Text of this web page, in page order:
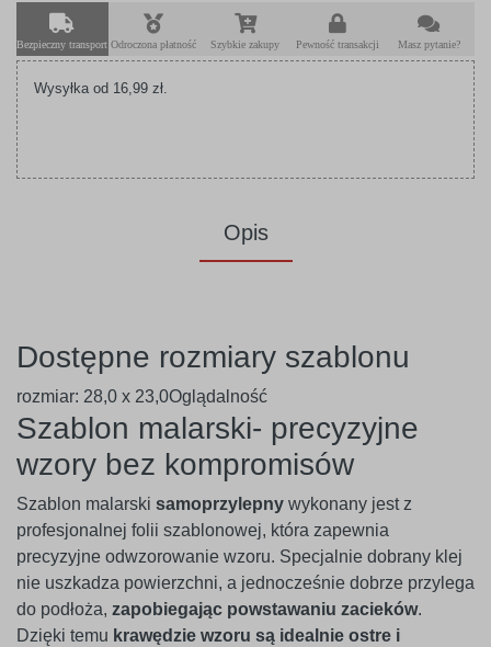
Bezpieczny transport Odroczona płatność Szybkie zakupy Pewność transakcji Masz pytanie?
Wysyłka od 16,99 zł.
Opis
Dostępne rozmiary szablonu
rozmiar: 28,0 x 23,0Oglądalność
Szablon malarski- precyzyjne
wzory bez kompromisów
Szablon malarski samoprzylepny wykonany jest z
profesjonalnej folii szablonowej, która zapewnia
precyzyjne odwzorowanie wzoru. Specjalnie dobrany klej
nie uszkadza powierzchni, a jednocześnie dobrze przylega
do podłoża, zapobiegając powstawaniu zacieków.
Dzięki temu krawędzie wzoru są idealnie ostre i